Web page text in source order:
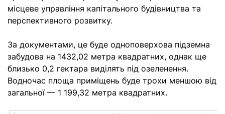
місцеве управління капітального будівництва та
перспективного розвитку.
За документами, це буде одноповерхова підземна
забудова на 1432,02 метра квадратних, однак ще
близько 0,2 гектара виділять під озеленення.
Водночас площа приміщень буде трохи меншою від
загальної — 1 199,32 метра квадратних.